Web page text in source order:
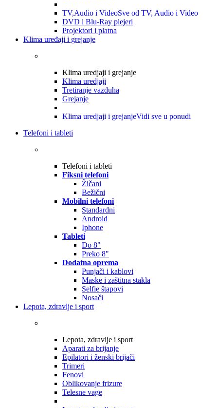
TV,Audio i VideoSve od TV, Audio i Video
DVD i Blu-Ray plejeri
Projektori i platna
Klima uređaji i grejanje
Klima uredjaji i grejanje
Klima uredjaji
Tretiranje vazduha
Grejanje
Klima uredjaji i grejanjeVidi sve u ponudi
Telefoni i tableti
Telefoni i tableti
Fiksni telefoni
Žičani
Bežični
Mobilni telefoni
Standardni
Android
Iphone
Tableti
Do 8"
Preko 8"
Dodatna oprema
Punjači i kablovi
Maske i zaštitna stakla
Selfie štapovi
Nosači
Lepota, zdravlje i sport
Lepota, zdravlje i sport
Aparati za brijanje
Epilatori i ženski brijači
Trimeri
Fenovi
Oblikovanje frizure
Telesne vage